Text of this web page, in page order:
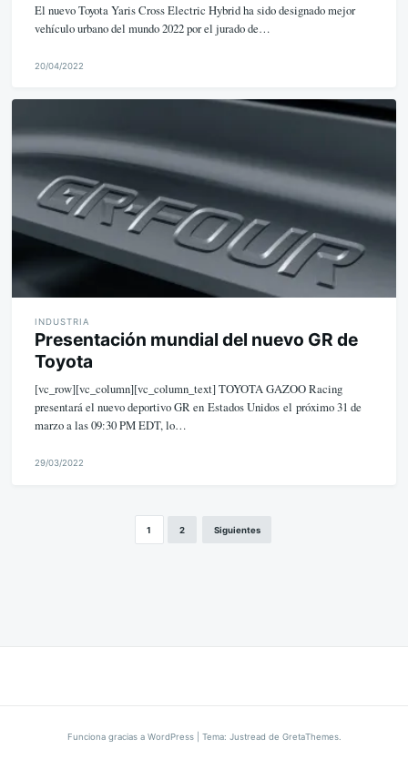
El nuevo Toyota Yaris Cross Electric Hybrid ha sido designado mejor
vehículo urbano del mundo 2022 por el jurado de…
e
20/04/2022
INDUSTRIA
Presentación mundial del nuevo GR de
Toyota
[vc_row][vc_column][vc_column_text] TOYOTA GAZOO Racing
presentará el nuevo deportivo GR en Estados Unidos el próximo 31 de
marzo a las 09:30 PM EDT, lo…
29/03/2022
1 2 Siguientes
Funciona gracias a WordPress Tema: Justread de GretaThemes.